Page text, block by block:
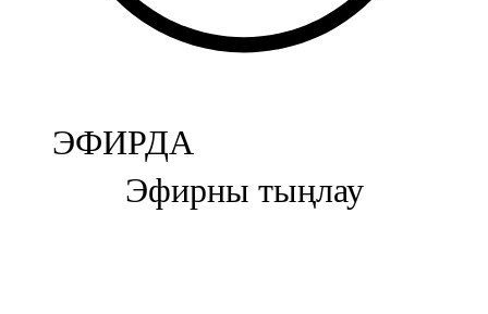
Биләр
Болгар
106,0 FM
Бөгелмә
ЭФИРДА
Эфирны тыңлау